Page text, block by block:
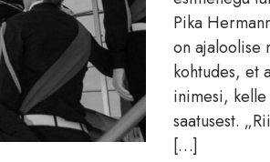
Pika
on ajaloolise
kohtudes, et
inimesi, kelle
saatusest.
[…]